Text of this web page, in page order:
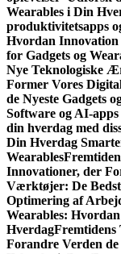
Wearables i Din
produktivitetsapps
Hvordan Innovation
for Gadgets og
Nye Teknologiske
Former Vores
de Nyeste Gadgets
Software og AI-
din hverdag med
Din Hverdag
Wearables
Innovationer, der
Værktøjer: De
Optimering af
Wearables:
HverdagFremtidens
Forandre Verden